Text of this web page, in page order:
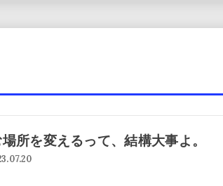
所を変えるって、結構大事よ。